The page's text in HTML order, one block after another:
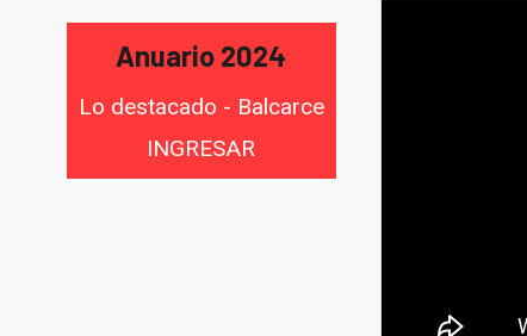
Anuario 2024
Lo destacado - Balcarce
INGRESAR